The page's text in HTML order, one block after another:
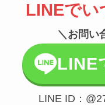
LINEでい
＼お問い
LINE
LINE ID：